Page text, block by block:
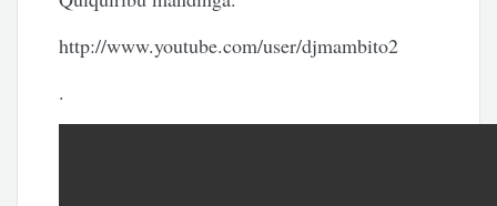
http://www.youtube.com/user/djmambito2
.